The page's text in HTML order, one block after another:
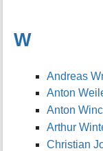
W
Andreas
Anton
Anton
Arthur
Christian